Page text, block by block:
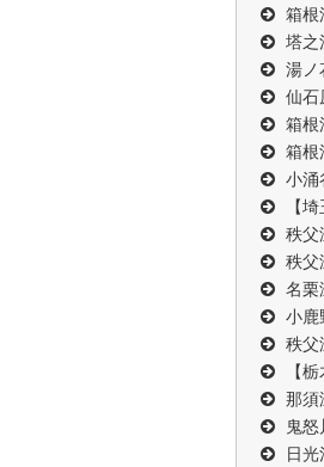
箱根
塔之
湯ノ
仙石
箱根
箱根
小涌
【
秩父
秩父
名栗
小鹿
秩父
【
那須
鬼
日